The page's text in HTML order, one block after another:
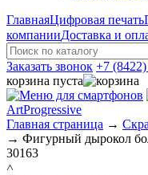
ГлавнаяЦифровая печать
компанииДоставка и
Заказать звонок +7
корзина пуста
ArtProgressive
Главная страница →
→ Фигурный дырокол
30163
˄